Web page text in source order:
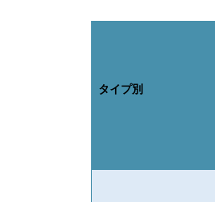
タイプ別